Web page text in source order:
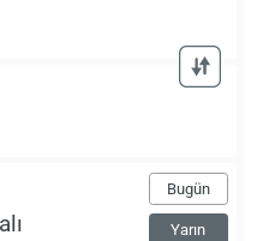
Bugün
Yarın